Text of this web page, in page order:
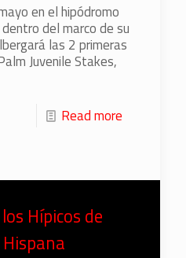
en el hipódromo
del marco de su
las 2 primeras
Juvenile Stakes,
Read more
Hípicos de